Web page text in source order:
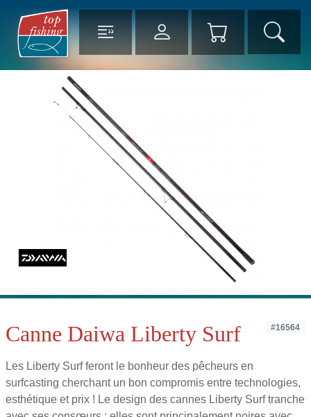
#16564
Canne Daiwa Liberty Surf
Les Liberty Surf feront le bonheur des pêcheurs en
surfcasting cherchant un bon compromis entre technologies,
esthétique et prix ! Le design des cannes Liberty Surf tranche